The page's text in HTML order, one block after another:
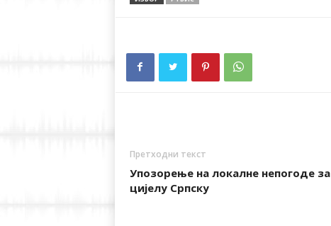
Претходни текст
Упозорење на локалне непогоде за
цијелу Српску